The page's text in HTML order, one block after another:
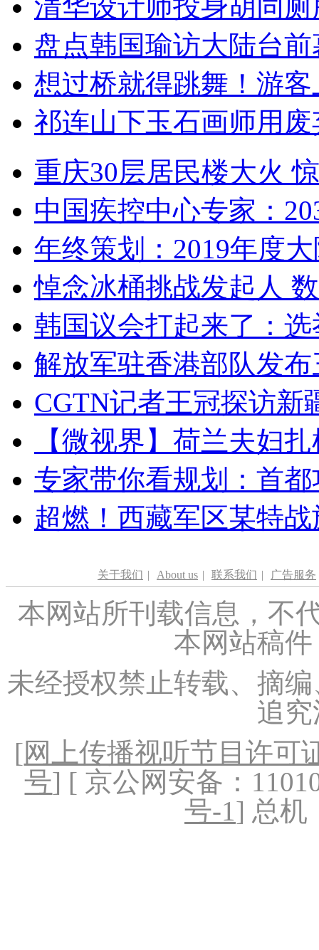
清华设计师投身胡同
盘点韩国瑜访大陆台
想过桥就得跳舞！游客
祁连山下玉石画师用
重庆30层居民楼大火
中国疾控中心专家：
年终策划：2019年度
悼念冰桶挑战发起人
韩国议会打起来了：
解放军驻香港部队发
CGTN记者王冠探访新
【微视界】荷兰夫妇
专家带你看规划：首
超燃！西藏军区某特
关于我们 | About us | 联系我们 | 广告服务
本网站所刊载信息，不
本网站稿
未经授权禁止转载、摘
追
[网上传播视听节目许可
号] [ 京公网安备：
号-1] 总机